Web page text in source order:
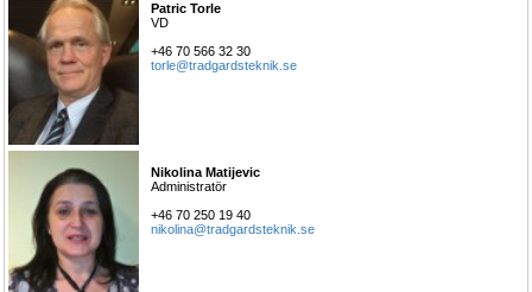
Patric Torle
VD
+46 70 566 32 30
torle@tradgardsteknik.se
Nikolina Matijevic
Administratör
+46 70 250 19 40
nikolina@tradgardsteknik.se